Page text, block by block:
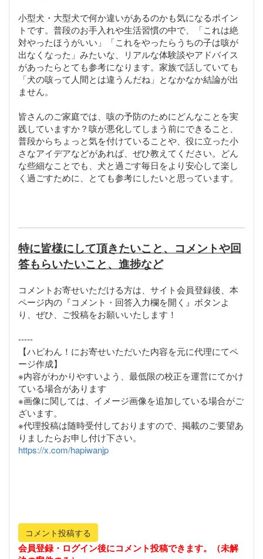
小型犬・大型犬で何か違いがあるのかも気になるポイン
トです。普段のお手入れや生活習慣の中で、「これは絶
対やったほうがいい」「これをやったらうちの子は咳が
出なくなった」みたいな、リアルな体験談やアドバイス
があったらとても参考になります。家族で話していても
「犬の咳って人間とは違うんだね」となかなか結論が出
ません。
皆さんのご家庭では、咳の予防のためにどんなことを実
践していますか？咳が悪化してしまう前にできること、
普段からちょっと気を付けていることや、役に立った小
さなアイデアなどがあれば、ぜひ教えてください。どん
な些細なことでも、犬と過ごす毎日をより安心して楽し
く過ごすために、とても参考にしたいと思っています。
特に皆様にして頂きたいこと、コメントや回
答もらいたいこと、進捗など
コメントお寄せいただける方は、サイト会員登録後、本
ページ内の『コメント・回答入力欄を開く』ボタンよ
り、ぜひ、ご投稿をお願いいたします！
-----
【ハピわん！にお寄せいただいた内容を元に代理にてペ
ージ作成】
※内容がわかりやすいよう、最低限の校正を運営にてかけ
ている場合があります
※画像に関しては、イメージ画像を追加している場合がご
ざいます。
※代理投稿は随時受付しておりますので、掲載のご要望あ
https://x.com/hapiwanjp
コメント投稿する
会員登録・ログイン後にコメント投稿できます。（未解